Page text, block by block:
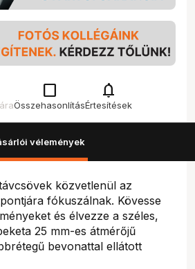
check_box_outline_blank
Összehasonlítás
notifications
Értesítések
vélemények
közvetlenül az
fókuszálnak. Kövesse
és élvezze a széles,
25 mm-es átmérőjű
bevonattal ellátott